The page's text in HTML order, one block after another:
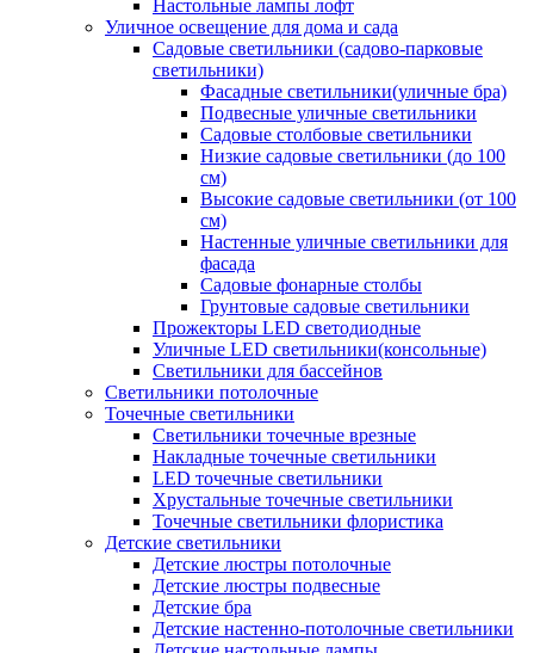
Настольные лампы лофт
Уличное освещение для дома и сада
Садовые светильники (садово-парковые
светильники)
Фасадные светильники(уличные бра)
Подвесные уличные светильники
Садовые столбовые светильники
Низкие садовые светильники (до 100
см)
Высокие садовые светильники (от 100
см)
Настенные уличные светильники для
фасада
Садовые фонарные столбы
Грунтовые садовые светильники
Прожекторы LED светодиодные
Уличные LED светильники(консольные)
Светильники для бассейнов
Светильники потолочные
Точечные светильники
Светильники точечные врезные
Накладные точечные светильники
LED точечные светильники
Хрустальные точечные светильники
Точечные светильники флористика
Детские светильники
Детские люстры потолочные
Детские люстры подвесные
Детские бра
Детские настенно-потолочные светильники